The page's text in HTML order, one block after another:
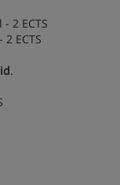
2 ECTS
ECTS
.